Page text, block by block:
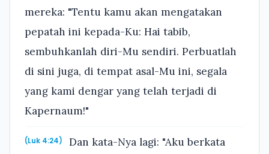
mereka: "Tentu kamu akan mengatakan
pepatah ini kepada-Ku: Hai tabib,
sembuhkanlah diri-Mu sendiri. Perbuatlah
di sini juga, di tempat asal-Mu ini, segala
yang kami dengar yang telah terjadi di
Kapernaum!"
(Luk 4:24)
Dan kata-Nya lagi: "Aku berkata